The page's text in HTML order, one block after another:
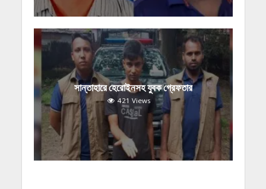
সান্তাহারে হেরোইনসহ যুবক গ্রেফতার
421 Views